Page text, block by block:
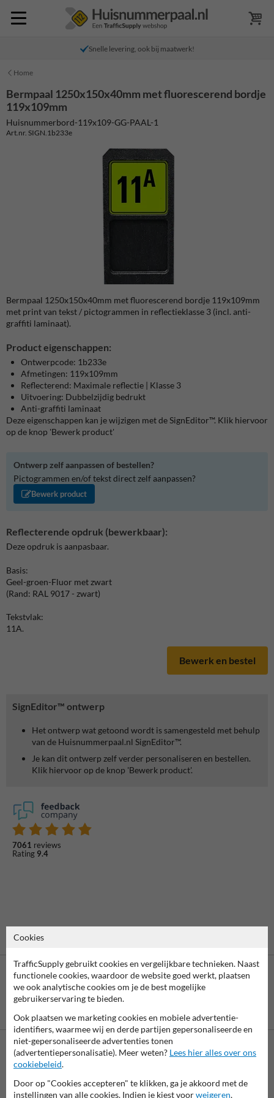
Snelle levering, ook bij maatwerk!
Home
SignEditor™ ontwerp
Het ontwerp wat getoond wordt is samengesteld met behulp
van de Huisnummerpaal.nl SignEditor™.
Je kan dit ontwerp zelf verder personaliseren en bestellen.
Klik hiervoor op de knop 'Bewerk product'.
7061 reviews
Rating 9.4
Bermpaal 1250x150x40mm met fluorescerend bordje
119x109mm
Huisnummerbord-119x109-GG-PAAL-1
Art.nr. SIGN.1b233e
Bermpaal 1250x150x40mm met fluorescerend bordje 119x109mm
met print van tekst / pictogrammen in reflectieklasse 3 (incl. anti-
graffiti laminaat).
Product eigenschappen:
Ontwerpcode: 1b233e
Afmetingen: 119x109mm
Reflecterend: Maximale reflectie | Klasse 3
Uitvoering: Dubbelzijdig bedrukt
Anti-graffiti laminaat
Deze eigenschappen kan je wijzigen met de SignEditor™. Klik hiervoor
op de knop 'Bewerk product'
Ontwerp zelf aanpassen of bestellen?
Pictogrammen en/of tekst direct zelf aanpassen?
Bewerk product
Reflecterende opdruk (bewerkbaar):
Deze opdruk is aanpasbaar.
Basis:
Geel-groen-Fluor met zwart
(Rand: RAL 9017 - zwart)
Tekstvlak:
11A.
Bewerk en bestel
is mogelijk
Neem contact op met onze productspecialist Igor!
al je vragen over onze producten en diensten.
Cookies
TrafficSupply gebruikt cookies en vergelijkbare technieken. Naast
functionele cookies, waardoor de website goed werkt, plaatsen
we ook analytische cookies om je de best mogelijke
gebruikerservaring te bieden.
Ook plaatsen we marketing cookies en mobiele advertentie-
identifiers, waarmee wij en derde partijen gepersonaliseerde en
niet-gepersonaliseerde advertenties tonen
(advertentiepersonalisatie). Meer weten? Lees hier alles over ons
cookiebeleid.
Door op "Cookies accepteren" te klikken, ga je akkoord met de
instellingen van alle cookies. Indien je kiest voorweigeren,